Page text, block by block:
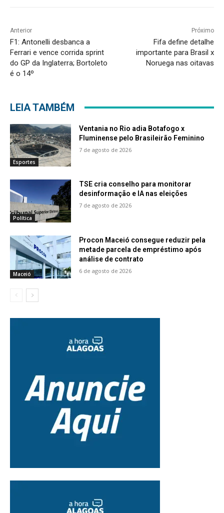
Anterior
F1: Antonelli desbanca a
Ferrari e vence corrida sprint
do GP da Inglaterra; Bortoleto
é o 14º
Próximo
Fifa define detalhe
importante para Brasil x
Noruega nas oitavas
LEIA TAMBÉM
Esportes
Ventania no Rio adia Botafogo x
Fluminense pelo Brasileirão Feminino
7 de agosto de 2026
Política
TSE cria conselho para monitorar
desinformação e IA nas eleições
7 de agosto de 2026
Maceió
Procon Maceió consegue reduzir pela
metade parcela de empréstimo após
análise de contrato
6 de agosto de 2026